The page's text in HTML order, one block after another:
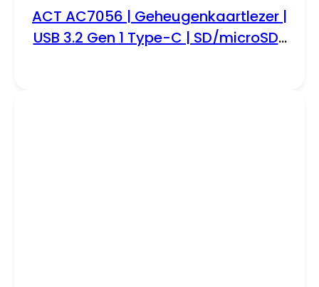
ACT AC7056 | Geheugenkaartlezer |
USB 3.2 Gen 1 Type-C | SD/microSD |